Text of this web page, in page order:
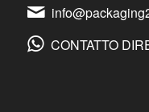
CONTATTO